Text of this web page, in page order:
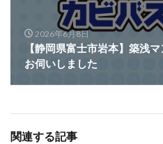
2026年6月8日
【静岡県富士市岩本】築浅
お伺いしました
関連する記事